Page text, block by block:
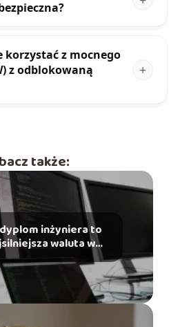
korzystać z mocnego
z odblokowaną
także:
inżyniera to
waluta w
IT?